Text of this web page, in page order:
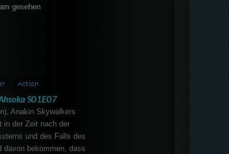
gesehen
Action
S01E07
Anakin Skywalkers
in der Zeit nach der
und des Falls des
davon bekommen, dass